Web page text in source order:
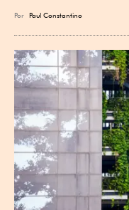
Por Paul Constantino